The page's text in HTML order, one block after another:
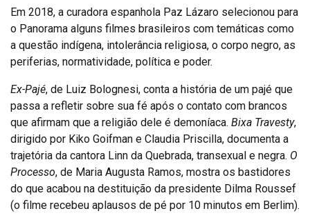
Em 2018, a curadora espanhola Paz Lázaro selecionou para
o Panorama alguns filmes brasileiros com temáticas como
a questão indígena, intolerância religiosa, o corpo negro, as
periferias, normatividade, política e poder.
Ex-Pajé, de Luiz Bolognesi, conta a história de um pajé que
passa a refletir sobre sua fé após o contato com brancos
que afirmam que a religião dele é demoníaca. Bixa Travesty,
dirigido por Kiko Goifman e Claudia Priscilla, documenta a
trajetória da cantora Linn da Quebrada, transexual e negra. O
Processo, de Maria Augusta Ramos, mostra os bastidores
do que acabou na destituição da presidente Dilma Roussef
(o filme recebeu aplausos de pé por 10 minutos em Berlim).